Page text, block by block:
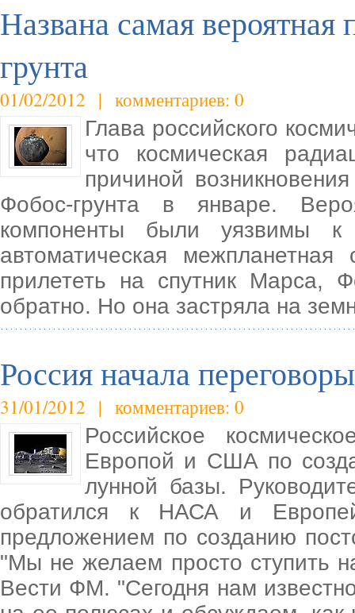
Названа самая
грунта
01/02/2012 | комментариев: 0
Глава российского
что космическая
причиной
Фобос-грунта в январе.
компоненты были уязвимы к
автоматическая
прилететь на спутник Марса,
обратно. Но она застряла на
Россия начала
31/01/2012 | комментариев: 0
Российское
Европой и США по
лунной базы.
обратился к НАСА и
предложением по созданию
"Мы не желаем просто ступить
Вести ФМ. "Сегодня нам